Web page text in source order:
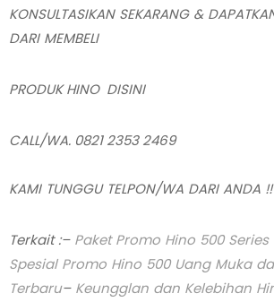
KONSULTASIKAN SEKARANG &
DARI MEMBELI
PRODUK HINO DISINI
CALL/WA. 0821 2353 2469
KAMI TUNGGU TELPON/WA DARI ANDA !!
Terkait :– Paket Promo Hino 500
Spesial Promo Hino 500 Uang Muka
Terbaru– Keungglan dan Kelebihan